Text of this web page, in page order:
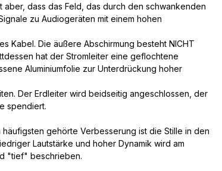
dass das Feld, das durch den schwankenden
zu Audiogeräten mit einem hohen
Kabel. Die äußere Abschirmung besteht NICHT
hat der Stromleiter eine geflochtene
Aluminiumfolie zur Unterdrückung hoher
Der Erdleiter wird beidseitig angeschlossen, der
spendiert.
gehörte Verbesserung ist die Stille in den
Lautstärke und hoher Dynamik wird am
"tief" beschrieben.